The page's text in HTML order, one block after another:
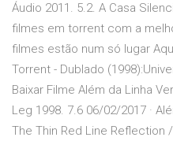
Áudio 2011. 5.2. A Casa
filmes em torrent com a
filmes estão num só lugar
Torrent - Dublado
Baixar Filme Além da Linha
Leg 1998. 7.6 06/02/2017 ·
The Thin Red Line Reflection